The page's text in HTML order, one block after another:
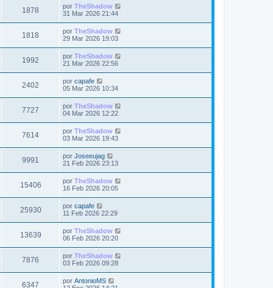
a
j
e
a
e
n
s
a
j
e
a
m
o
m
e
n
s
a
j
e
1878
i
a
Ú
l
m
o
m
e
n
s
a
j
e
por TheShadow
31 Mar 2026 21:44
1818
i
a
Ú
l
m
o
m
e
n
s
a
j
e
por TheShadow
29 Mar 2026 19:03
1992
i
a
s
Ú
l
m
o
m
e
n
s
a
j
e
por TheShadow
21 Mar 2026 22:56
2402
i
a
Ú
l
m
o
m
e
n
s
a
j
e
por capafe
05 Mar 2026 10:34
7727
i
a
s
Ú
l
m
o
m
e
n
s
a
j
e
por TheShadow
04 Mar 2026 12:22
7614V
i
t
a
s
Ú
l
m
o
m
e
n
s
a
j
e
por TheShadow
03 Mar 2026 19:43
9991
i
t
a
s
Ú
l
m
o
m
e
n
s
a
j
e
por Joseeujag
21 Feb 2026 23:13
15406V
i
t
a
Ú
m
o
m
e
n
s
a
j
e
por TheShadow
16 Feb 2026 20:05
25930V
i
a
Ú
m
o
m
e
n
s
a
j
por capafe
11 Feb 2026 22:29
13639V
i
Ú
l
m
o
m
e
por TheShadow
06 Feb 2026 20:20
7876
i
Ú
l
m
por TheShadow
03 Feb 2026 09:28
6347
Ú
por AntonioMS